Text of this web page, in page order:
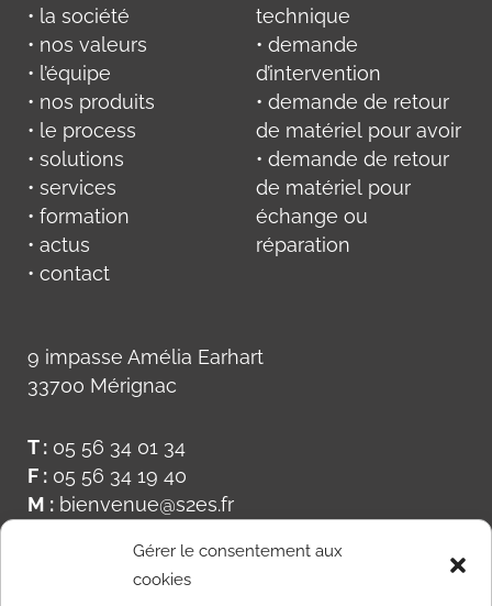
Gérer le consentement aux
cookies
• la société
• nos valeurs
• l’équipe
• nos produits
• le process
• solutions
• services
• formation
• actus
• contact
technique
• demande
d’intervention
• demande de retour
de matériel pour avoir
• demande de retour
de matériel pour
échange ou
réparation
9 impasse Amélia Earhart
33700 Mérignac
T : 05 56 34 01 34
F : 05 56 34 19 40
M : bienvenue@s2es.fr